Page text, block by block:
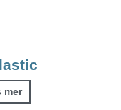
mer